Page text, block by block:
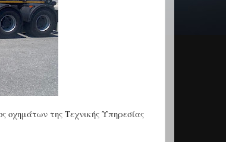
οχημάτων της Τεχνικής Υπηρεσίας